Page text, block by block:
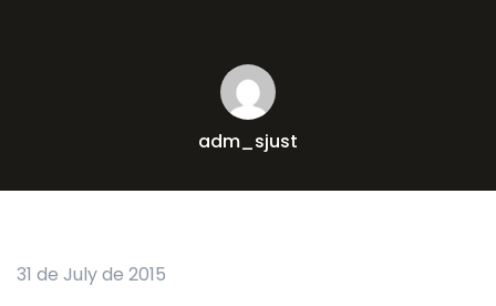
adm_sjust
31 de July de 2015